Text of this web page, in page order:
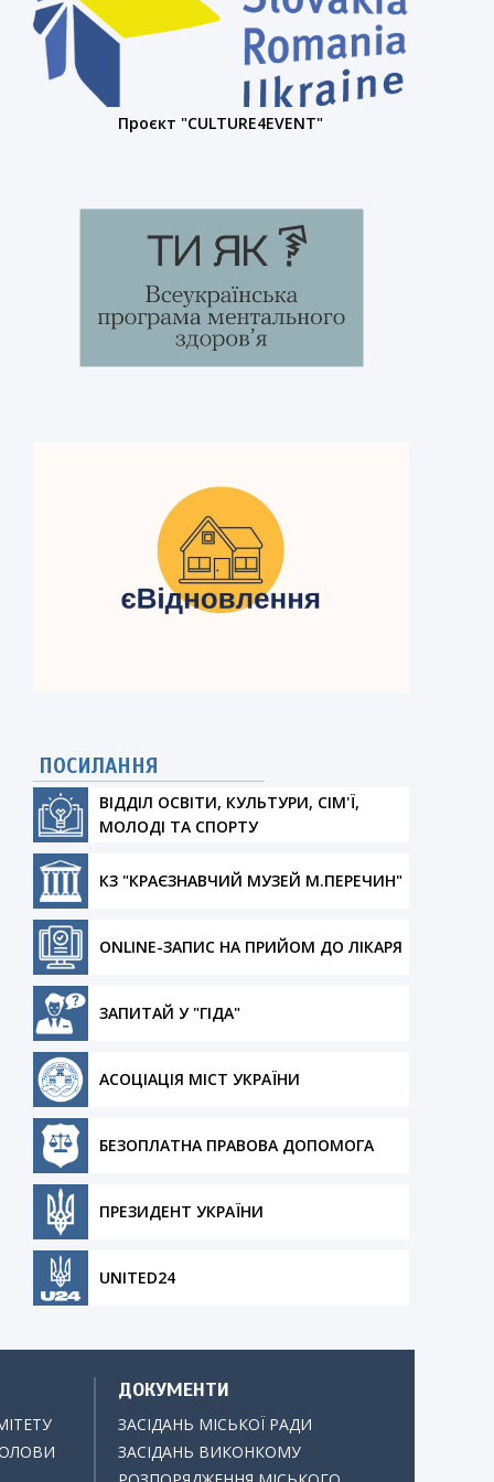
Проєкт "CULTURE4EVENT"
ПОСИЛАННЯ
ВІДДІЛ ОСВІТИ, КУЛЬТУРИ, СІМ'Ї,
МОЛОДІ ТА СПОРТУ
КЗ "КРАЄЗНАВЧИЙ МУЗЕЙ М.ПЕРЕЧИН"
ONLINE-ЗАПИС НА ПРИЙОМ ДО ЛІКАРЯ
ЗАПИТАЙ У "ГІДА"
АСОЦІАЦІЯ МІСТ УКРАЇНИ
БЕЗОПЛАТНА ПРАВОВА ДОПОМОГА
ПРЕЗИДЕНТ УКРАЇНИ
UNITED24
ДОКУМЕНТИ
ЗАСІДАНЬ МІСЬКОЇ РАДИ
ЗАСІДАНЬ ВИКОНКОМУ